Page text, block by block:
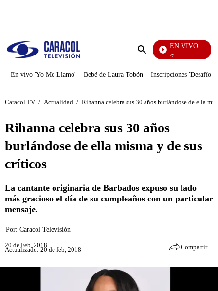
Enviar
EN VIVO
La Finca De Hoy
En vivo 'Yo Me Llamo' Bebé de Laura Tobón Inscripciones 'Desafío'
Caracol TV / Actualidad / Rihanna celebra sus 30 años burlándose de ella
Rihanna celebra sus 30 años
burlándose de ella misma y de sus
críticos
La cantante originaria de Barbados expuso su lado
más gracioso el día de su cumpleaños con un particular
mensaje.
Por: Caracol Televisión
20 de Feb, 2018
Actualizado: 20 de feb, 2018 Compartir